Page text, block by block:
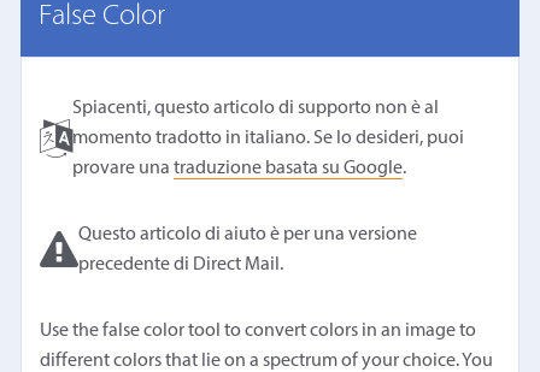
False Color
Spiacenti, questo articolo di supporto non è al
momento tradotto in italiano. Se lo desideri, puoi
provare unatraduzione basata su Google.
Questo articolo di aiuto è per una versione
precedente di Direct Mail.
Use the false color tool to convert colors in an image to
different colors that lie on a spectrum of your choice. You